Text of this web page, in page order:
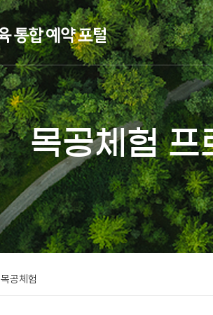
목공체험 프
목공체험